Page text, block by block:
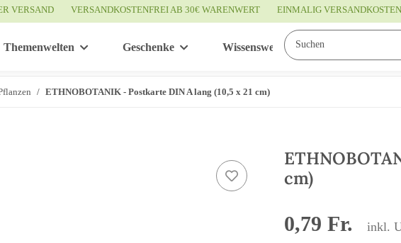
VERSAND VERSANDKOSTENFREI AB 30€ WARENWERT EINMALIG
Themenwelten Geschenke Wissenswertes
ETHNOBOTANIK - Postkarte DIN A lang (10,5 x 21 cm)
cm)
0,79 Fr. inkl.